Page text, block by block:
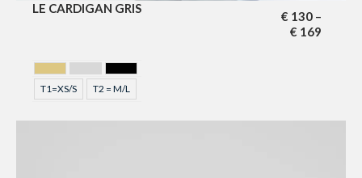
LE CARDIGAN GRIS
€ 130 –
€ 169
GOLDEN
GRISNOIR
T1=XS/S T2 = M/L